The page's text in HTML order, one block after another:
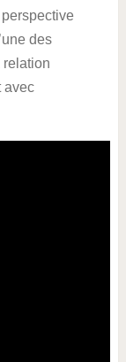
des
avec